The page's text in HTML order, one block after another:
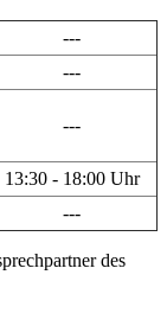
---
---
---
13:30 - 18:00 Uhr
---
des